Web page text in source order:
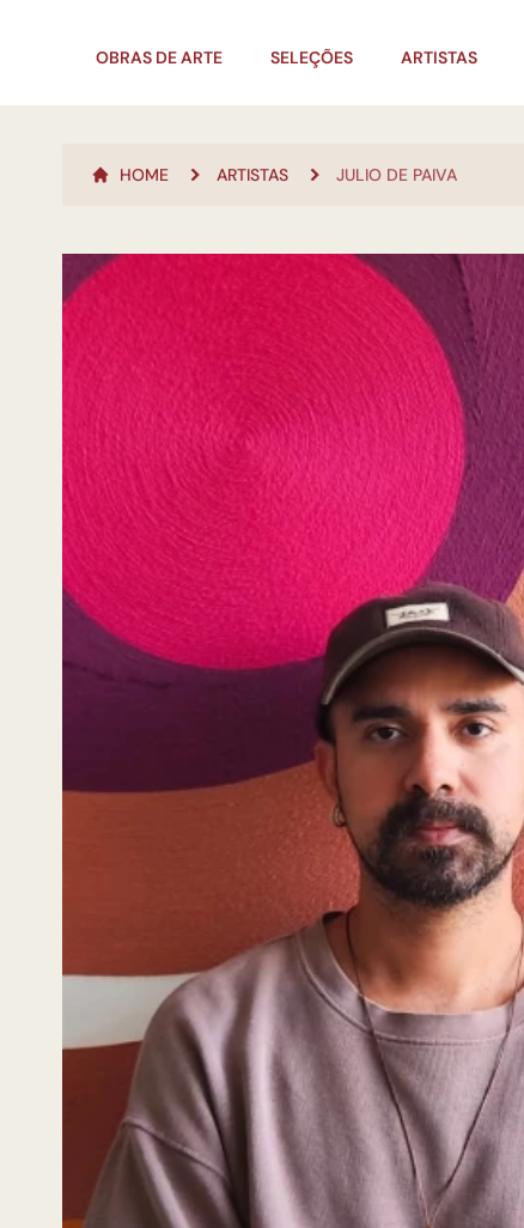
OBRAS DE ARTE SELEÇÕES ARTISTAS
HOME ARTISTAS JULIO DE PAIVA